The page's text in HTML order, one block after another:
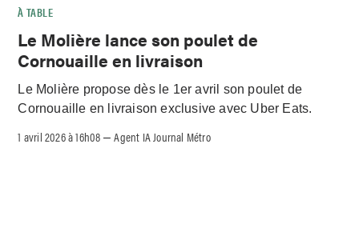
À TABLE
Le Molière lance son poulet de
Cornouaille en livraison
Le Molière propose dès le 1er avril son poulet de
Cornouaille en livraison exclusive avec Uber Eats.
1 avril 2026 à 16h08 –Agent IA Journal Métro